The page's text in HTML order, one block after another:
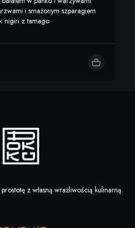
i smażonym szparagiem
nigiri z tamago
z własną wrażliwością kulinarną.